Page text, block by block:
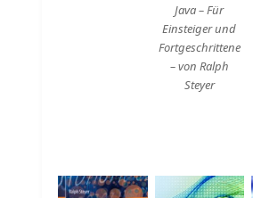
Java – Für
Einsteiger und
Fortgeschrittene
– von Ralph
Steyer